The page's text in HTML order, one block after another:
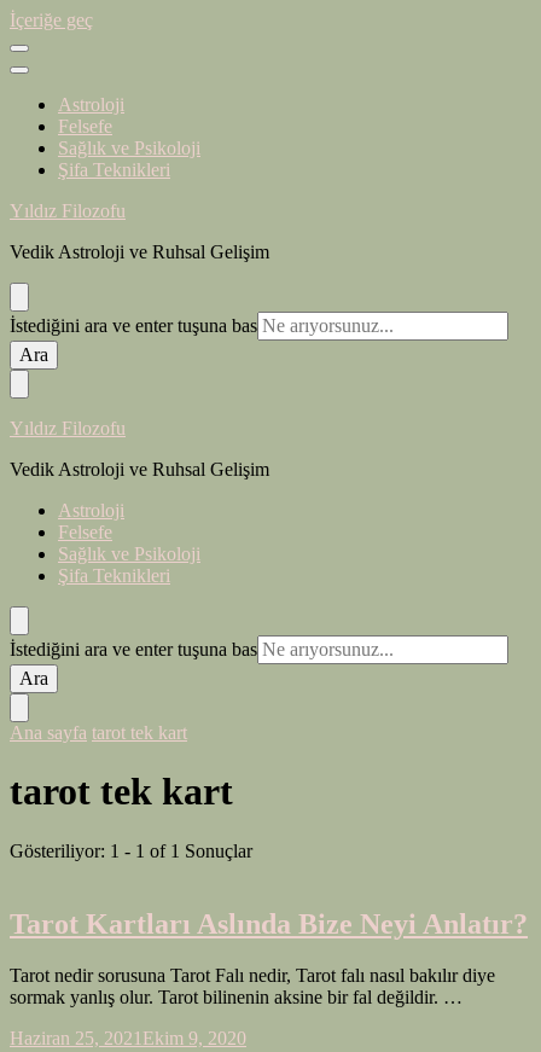
İçeriğe geç
Astroloji
Felsefe
Sağlık ve Psikoloji
Şifa Teknikleri
Yıldız Filozofu
Vedik Astroloji ve Ruhsal Gelişim
Bir
şey
mi
İstediğini ara ve enter tuşuna bas
Yıldız Filozofu
Vedik Astroloji ve Ruhsal Gelişim
Astroloji
Felsefe
Sağlık ve Psikoloji
Şifa Teknikleri
Bir
şey
mi
İstediğini ara ve enter tuşuna bas
Ana sayfa tarot tek kart
tarot tek kart
Gösteriliyor: 1 - 1 of 1 Sonuçlar
Tarot Kartları Aslında Bize Neyi Anlatır?
Tarot nedir sorusuna Tarot Falı nedir, Tarot falı nasıl bakılır diye
sormak yanlış olur. Tarot bilinenin aksine bir fal değildir. …
Haziran 25, 2021 Ekim 9, 2020